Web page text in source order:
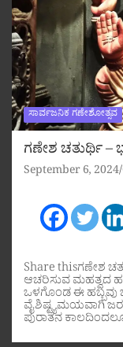
ಸಾರ್ವಜನಿಕ ಗಣೇಶೋತ್ಸವ
ಗಣೇಶ ಚತುರ್ಥಿ –
September 6, 2024
Share thisಗಣೇಶ
ಆಚರಿಸುವ ಮಹತ್ವದ
ಒಳಗೊಂಡ ಈ ಹಬ್ಬವು
ವೈಶಿಷ್ಟ್ಯಮಯವಾಗಿ
ಪುರಾತನ